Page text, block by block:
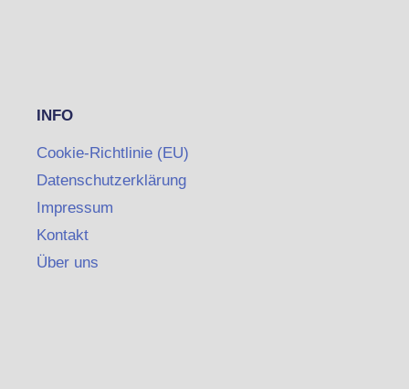
INFO
Cookie-Richtlinie (EU)
Datenschutzerklärung
Impressum
Kontakt
Über uns